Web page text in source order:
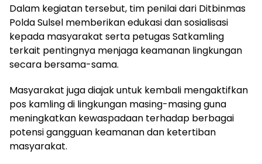
Dalam kegiatan tersebut, tim penilai dari Ditbinmas
Polda Sulsel memberikan edukasi dan sosialisasi
kepada masyarakat serta petugas Satkamling
terkait pentingnya menjaga keamanan lingkungan
secara bersama-sama.
Masyarakat juga diajak untuk kembali mengaktifkan
pos kamling di lingkungan masing-masing guna
meningkatkan kewaspadaan terhadap berbagai
potensi gangguan keamanan dan ketertiban
masyarakat.